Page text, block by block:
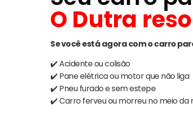
O Dutra
Se você está agora com o carro
✔️ Acidente ou colisão
✔️ Pane elétrica ou motor que não liga
✔️ Pneu furado e sem estepe
✔️ Carro ferveu ou morreu no meio da